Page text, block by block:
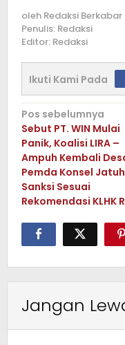
oleh Redaksi Berkabar
Penulis: Redaksi
Editor: Redaksi
Ikuti Kami Pada
Navigasi
pos
Pos sebelumnya
Sebut PT. WIN Mulai
Panik, Koalisi LIRA –
Ampuh Kembali
Pemda Konsel
Sanksi Sesuai
Rekomendasi KLHK
Jangan